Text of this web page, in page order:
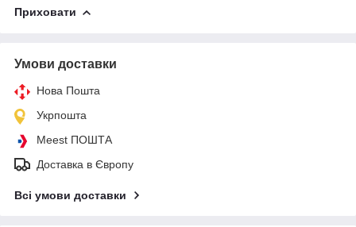
Приховати
Умови доставки
Нова Пошта
Укрпошта
Meest ПОШТА
Доставка в Європу
Всі умови доставки